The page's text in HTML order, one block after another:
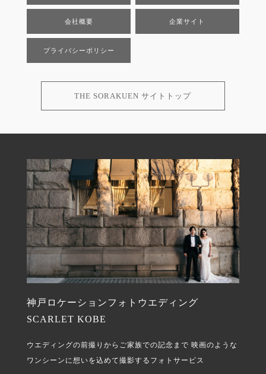
会社概要 企業サイト
プライバシーポリシー
THE SORAKUEN サイトトップ
神戸ロケーションフォトウエディング
SCARLET KOBE
ウエディングの前撮りからご家族での記念まで 映画のような
ワンシーンに想いを込めて撮影するフォトサービス